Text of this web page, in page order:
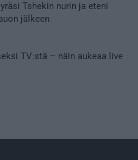
Tshekin nurin ja eteni
jälkeen
TV:stä – näin aukeaa live